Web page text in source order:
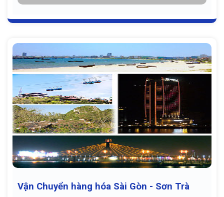
Vận Chuyển hàng hóa Sài Gòn - Sơn Trà